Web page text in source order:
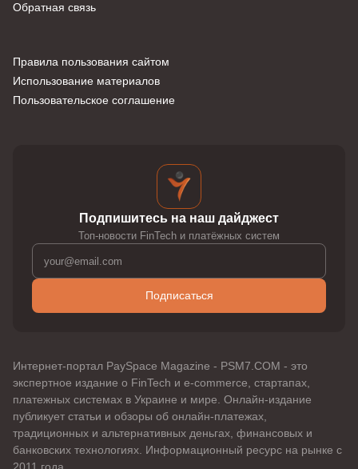
Обратная связь
Правила пользования сайтом
Использование материалов
Пользовательское соглашение
Подпишитесь на наш дайджест
Топ-новости FinTech и платёжных систем
Подписаться
Интернет-портал PaySpace Magazine - PSM7.COM - это
экспертное издание о FinTech и e-commerce, стартапах,
платежных системах в Украине и мире. Онлайн-издание
публикует статьи и обзоры об онлайн-платежах,
традиционных и альтернативных деньгах, финансовых и
банковских технологиях. Информационный ресурс на рынке с